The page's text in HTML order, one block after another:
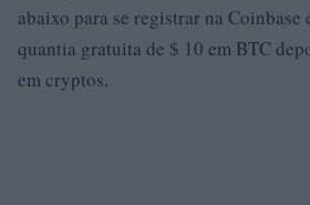
abaixo para se registrar na Coinbase
quantia gratuita de $ 10 em BTC
em cryptos.